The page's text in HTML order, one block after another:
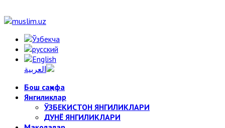
Бош саҳифа
Янгиликлар
ЎЗБЕКИСТОН ЯНГИЛИКЛАРИ
ДУНЁ ЯНГИЛИКЛАРИ